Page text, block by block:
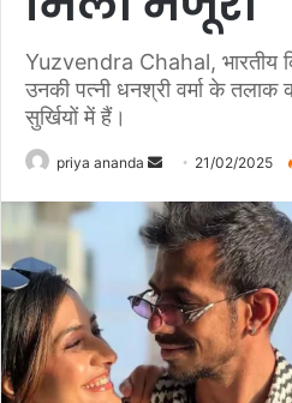
Yuzvendra Chahal, भारतीय
उनकी पत्नी धनश्री वर्मा के
सुर्खियों में हैं।
priya ananda
n
d
n
e
m
a
21/02/2025